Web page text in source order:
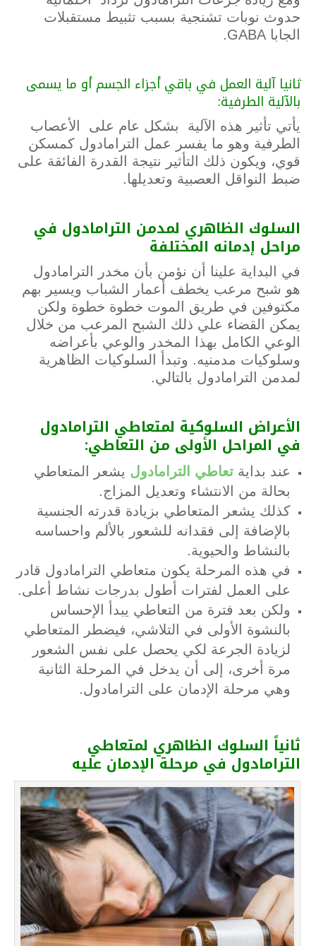
حدوث نوبات تشنجية بسبب تثبيط مستقبلات
الجابا GABA.
ثانيا آلية العمل في باقي أجزاء الجسم أو ما يسمى
بالآلية الطرفية:
يأتي تأثير هذه الآلية بشكل عام على الأعصاب
الطرفية وهو ما يفسر عمل الترامادول كمسكن
قوي، ويكون ذلك التأثير نتيجة القدرة الفائقة على
ضبط النواقل العصبية وتعديلها.
السلوك الظاهري لمدمن الترامادول في
مراحل إدمانه المختلفة
في البداية علينا أن نؤمن بأن مخدر الترامادول
هو شبح مرعب يخطف أعمار الشباب ويسير بهم
مكتوفين في طريق الموت خطوة خطوة ولكن
يمكن القضاء علي ذلك الشبح المرعب من خلال
الوعي الكامل بهذا المخدر والوعي بأعراضه
وسلوكيات مدمنيه. وتبدأ السلوكيات الظاهرية
لمدمن الترامادول بالتالي.
الأعراض السلوكية لمتعاطي الترامادول
في المراحل الأولى من التعاطي:
عند بداية تعاطي الترامادول يشعر المتعاطي
بحالة من الانتشاء وتعديل المزاج.
كذلك يشعر المتعاطي بزيادة قدرته الجنسية
بالإضافة إلى فقدانه للشعور بالألم واحساسه
بالنشاط والحيوية.
في هذه المرحلة يكون متعاطي الترامادول قادر
على العمل لفترات أطول بدرجات نشاط أعلى.
ولكن بعد فترة من التعاطي يبدأ الإحساس
بالنشوة الأولى في التلاشي، فيضطر المتعاطي
لزيادة الجرعة لكي يحصل على نفس الشعور
مرة أخرى، إلى أن يدخل في المرحلة الثانية
وهي مرحلة الإدمان على الترامادول.
ثانياً السلوك الظاهري لمتعاطي
الترامادول في مرحلة الإدمان عليه